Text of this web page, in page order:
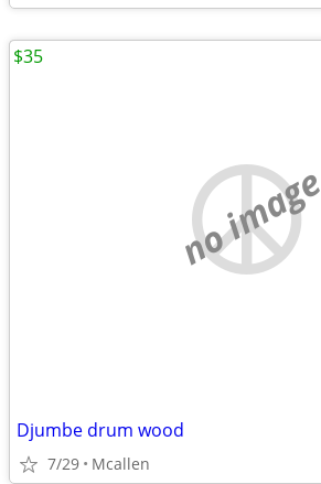
no image
Djumbe drum wood
7/29 Mcallen
$35